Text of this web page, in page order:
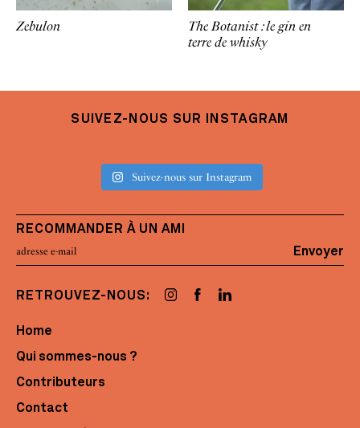
Zebulon
The Botanist : le gin en
terre de whisky
SUIVEZ-NOUS SUR INSTAGRAM
Suivez-nous sur Instagram
RECOMMANDER À UN AMI
Envoyer
RETROUVEZ-NOUS:
Home
Qui sommes-nous ?
Contributeurs
Contact